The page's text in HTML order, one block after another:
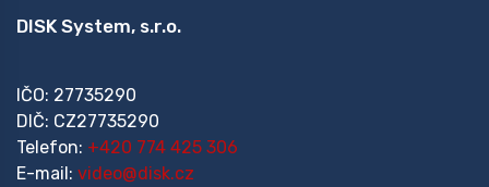
DISK System, s.r.o.
IČO: 27735290
DIČ: CZ27735290
Telefon: +420 774 425 306
E-mail: video@disk.cz